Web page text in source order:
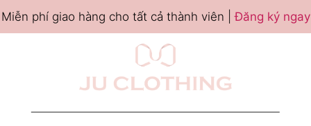
Miễn phí giao hàng cho tất cả thành viên |Đăng ký ngay